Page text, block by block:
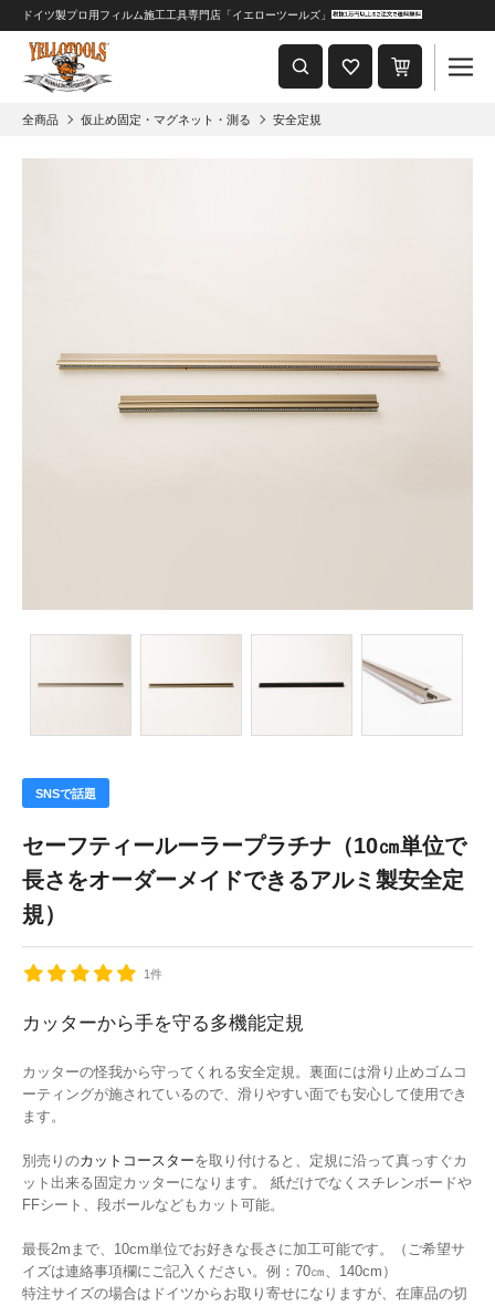
重要なおしらせ
2024年8月1日 価格改定につきまして
ドイツ製プロ用フィルム施工工具専門店「イエローツールズ」
全商品 仮止め固定・マグネット・測る 安全定規
SNSで話題
セーフティールーラープラチナ（10㎝単位で
長さをオーダーメイドできるアルミ製安全定
規）
1件
カッターから手を守る多機能定規
カッターの怪我から守ってくれる安全定規。裏面には滑り止めゴムコ
ーティングが施されているので、滑りやすい面でも安心して使用でき
ます。
別売りのカットコースターを取り付けると、定規に沿って真っすぐカ
ット出来る固定カッターになります。 紙だけでなくスチレンボードや
FFシート、段ボールなどもカット可能。
最長2mまで、10cm単位でお好きな長さに加工可能です。（ご希望サ
イズは連絡事項欄にご記入ください。例：70㎝、140cm）
特注サイズの場合はドイツからお取り寄せになりますが、在庫品の切